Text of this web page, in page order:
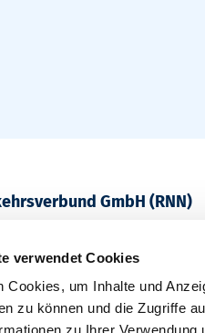
verwendet Cookies
Cookies, um Inhalte und
zu können und die Zugriffe
GmbH (RNN)
Rhein
Rhein